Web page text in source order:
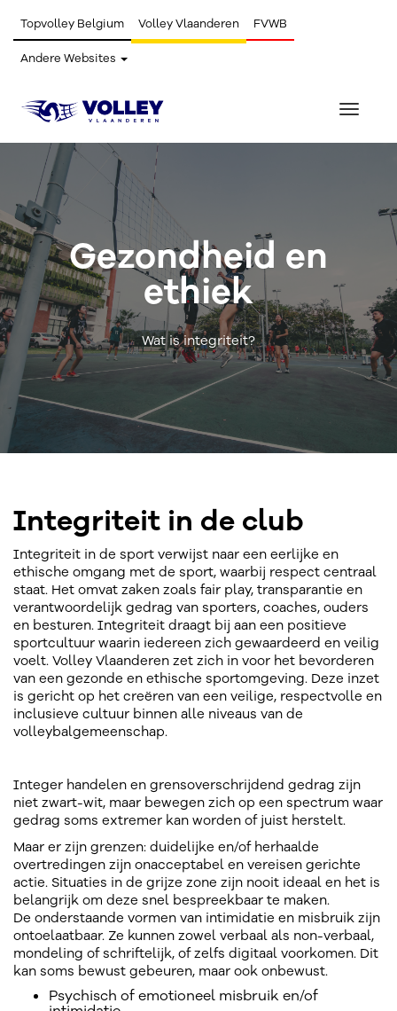
Topvolley Belgium Volley Vlaanderen FVWB
Andere Websites
Toggle
Gezondheid en
ethiek
Wat is integriteit?
Integriteit in de club
Integriteit in de sport verwijst naar een eerlijke en
ethische omgang met de sport, waarbij respect centraal
staat. Het omvat zaken zoals fair play, transparantie en
verantwoordelijk gedrag van sporters, coaches, ouders
en besturen. Integriteit draagt bij aan een positieve
sportcultuur waarin iedereen zich gewaardeerd en veilig
voelt. Volley Vlaanderen zet zich in voor het bevorderen
van een gezonde en ethische sportomgeving. Deze inzet
is gericht op het creëren van een veilige, respectvolle en
inclusieve cultuur binnen alle niveaus van de
volleybalgemeenschap.
Integer handelen en grensoverschrijdend gedrag zijn
niet zwart-wit, maar bewegen zich op een spectrum waar
gedrag soms extremer kan worden of juist herstelt.
Maar er zijn grenzen: duidelijke en/of herhaalde
overtredingen zijn onacceptabel en vereisen gerichte
actie. Situaties in de grijze zone zijn nooit ideaal en het is
belangrijk om deze snel bespreekbaar te maken.
De onderstaande vormen van intimidatie en misbruik zijn
ontoelaatbaar. Ze kunnen zowel verbaal als non-verbaal,
mondeling of schriftelijk, of zelfs digitaal voorkomen. Dit
kan soms bewust gebeuren, maar ook onbewust.
Psychisch of emotioneel misbruik en/of